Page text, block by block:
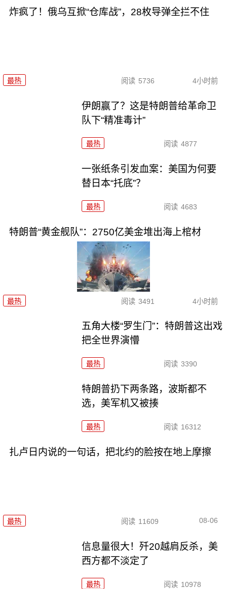
炸疯了！俄乌互掀“仓库战”，28枚导弹全拦不住
最热 阅读 5736 4小时前
伊朗赢了？这是特朗普给革命卫
队下“精准毒计”
最热 阅读 4877
一张纸条引发血案：美国为何要
替日本“托底”？
最热 阅读 4683
特朗普“黄金舰队”：2750亿美金堆出海上棺材
最热 阅读 3491 4小时前
五角大楼“罗生门”：特朗普这出戏
把全世界演懵
最热 阅读 3390
特朗普扔下两条路，波斯都不
选，美军机又被揍
最热 阅读 16312
扎卢日内说的一句话，把北约的脸按在地上摩擦
最热 阅读 11609 08-06
信息量很大！歼20越肩反杀，美
西方都不淡定了
最热 阅读 10978